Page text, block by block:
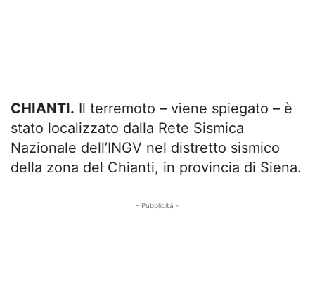
CHIANTI. Il terremoto – viene spiegato – è
stato localizzato dalla Rete Sismica
Nazionale dell’INGV nel distretto sismico
della zona del Chianti, in provincia di Siena.
- Pubblicità -